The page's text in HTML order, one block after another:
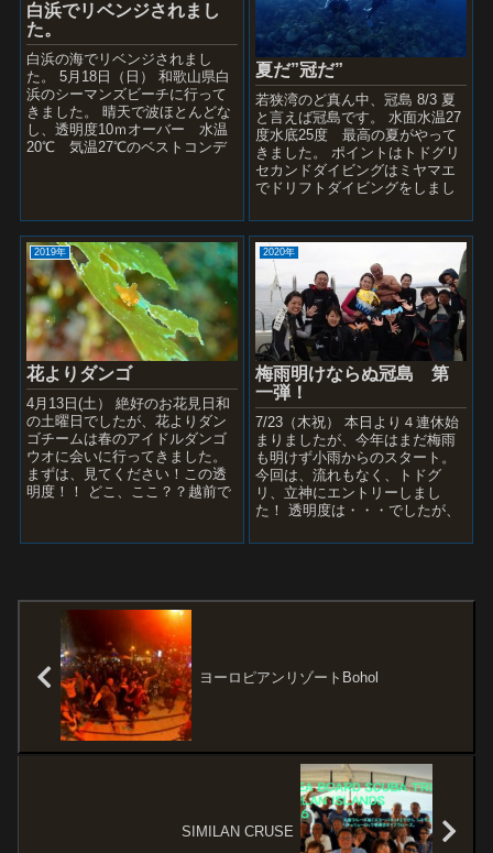
白浜でリベンジされまし
た。
白浜の海でリベンジされまし
た。 5月18日（日） 和歌山県白
浜のシーマンズビーチに行って
きました。 晴天で波ほとんどな
し、透明度10ｍオーバー 水温
20℃ 気温27℃のベストコンデ
夏だ”冠だ”
若狭湾のど真ん中、冠島 8/3 夏
と言えば冠島です。 水面水温27
度水底25度 最高の夏がやって
きました。 ポイントはトドグリ
セカンドダイビングはミヤマエ
でドリフトダイビングをしまし
月の...
2019年
花よりダンゴ
4月13日(土） 絶好のお花見日和
の土曜日でしたが、花よりダン
ゴチームは春のアイドルダンゴ
ウオに会いに行ってきました。
まずは、見てください！この透
明度！！ どこ、ここ？？越前で
2020年
梅雨明けならぬ冠島 第
一弾！
7/23（木祝） 本日より４連休始
まりましたが、今年はまだ梅雨
も明けず小雨からのスタート。
今回は、流れもなく、トドグ
リ、立神にエントリーしまし
た！ 透明度は・・・でしたが、
影の濃さ！！ ボートか...
ヨーロピアンリゾートBohol
SIMILAN CRUSE